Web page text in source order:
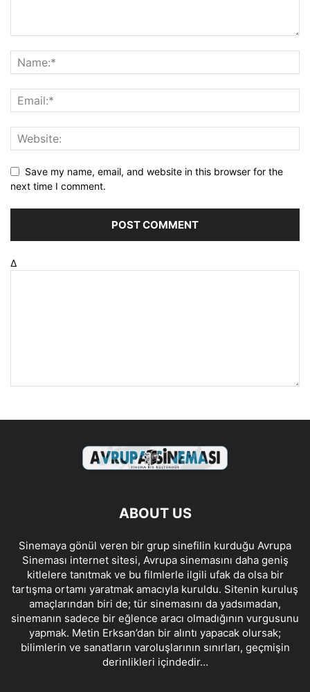
Save my name, email, and website in this browser for the
next time I comment.
Δ
ABOUT US
Sinemaya gönül veren bir grup sinefilin kurduğu Avrupa
Sineması internet sitesi, Avrupa sinemasını daha geniş
kitlelere tanıtmak ve bu filmlerle ilgili ufak da olsa bir
tartışma ortamı yaratmak amacıyla kuruldu. Sitenin kuruluş
amaçlarından biri de; tür sinemasını da yadsımadan,
sinemanın sadece bir eğlence aracı olmadığının vurgusunu
yapmak. Metin Erksan’dan bir alıntı yapacak olursak;
bilimlerin ve sanatların varoluşlarının sınırları, geçmişin
derinlikleri içindedir…